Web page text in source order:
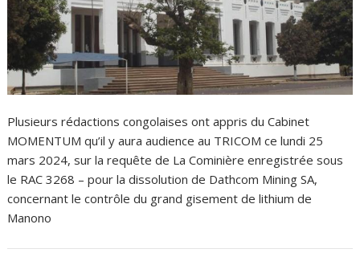
Plusieurs rédactions congolaises ont appris du Cabinet
MOMENTUM qu’il y aura audience au TRICOM ce lundi 25
mars 2024, sur la requête de La Cominière enregistrée sous
le RAC 3268 – pour la dissolution de Dathcom Mining SA,
concernant le contrôle du grand gisement de lithium de
Manono